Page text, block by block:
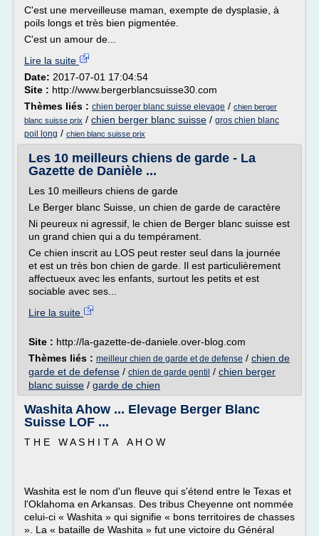
C'est une merveilleuse maman, exempte de dysplasie, à
poils longs et très bien pigmentée.
C'est un amour de...
Lire la suite
Date: 2017-07-01 17:04:54
Site : http://www.bergerblancsuisse30.com
Thèmes liés : chien berger blanc suisse elevage / chien berger
blanc suisse prix / chien berger blanc suisse / gros chien blanc
poil long / chien blanc suisse prix
Les 10 meilleurs chiens de garde - La
Gazette de Danièle ...
Les 10 meilleurs chiens de garde
Le Berger blanc Suisse, un chien de garde de caractère
Ni peureux ni agressif, le chien de Berger blanc suisse est
un grand chien qui a du tempérament.
Ce chien inscrit au LOS peut rester seul dans la journée
et est un très bon chien de garde. Il est particulièrement
affectueux avec les enfants, surtout les petits et est
sociable avec ses...
Lire la suite
Site : http://la-gazette-de-daniele.over-blog.com
Thèmes liés : meilleur chien de garde et de defense / chien de
garde et de defense / chien de garde gentil / chien berger
blanc suisse / garde de chien
Washita Ahow ... Elevage Berger Blanc
Suisse LOF ...
T H E W A S H I T A A H O W
Washita est le nom d'un fleuve qui s'étend entre le Texas et
l'Oklahoma en Arkansas. Des tribus Cheyenne ont nommée
celui-ci « Washita » qui signifie « bons territoires de chasses
». La « bataille de Washita » fut une victoire du Général